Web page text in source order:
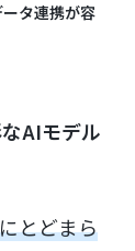
タ連携が容
AIモデル
とどまら